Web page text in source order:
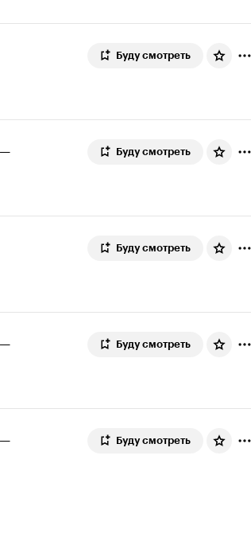
Буду смотреть
— Буду смотреть
Буду смотреть
— Буду смотреть
— Буду смотреть